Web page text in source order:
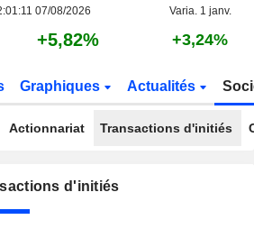
07/08/2026 Varia. 1 janv.
+5,82% +3,24%
Graphiques Actualités
Actionnariat Transactions d'initiés
d'initiés